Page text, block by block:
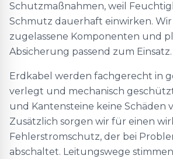
Schutzmaßnahmen, weil
Schmutz dauerhaft einwirken.
zugelassene Komponenten und
Absicherung passend zum Einsatz.
Erdkabel werden fachgerecht in
verlegt und mechanisch
und Kantensteine keine Schäden
Zusätzlich sorgen wir für einen
Fehlerstromschutz, der bei
abschaltet. Leitungswege stimmen